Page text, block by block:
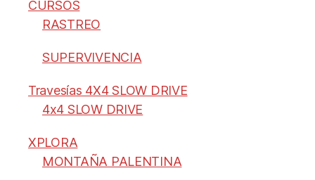
CURSOS
RASTREO
SUPERVIVENCIA
Travesías 4X4 SLOW DRIVE
4x4 SLOW DRIVE
XPLORA
MONTAÑA PALENTINA